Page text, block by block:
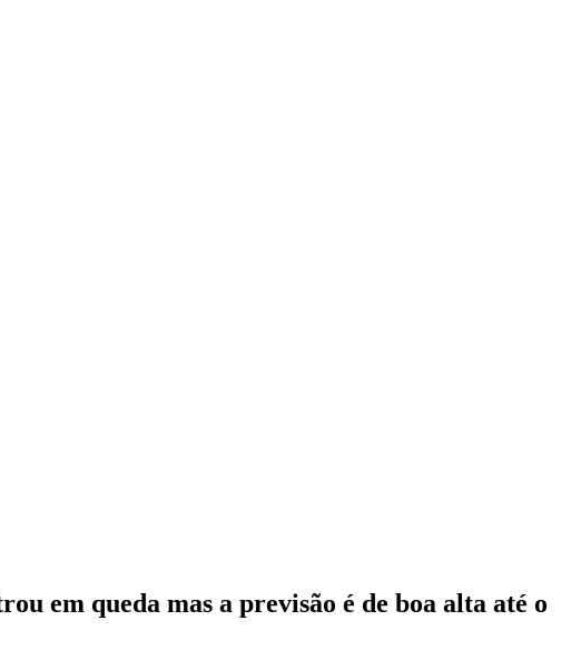
em queda mas a previsão é de boa alta até o